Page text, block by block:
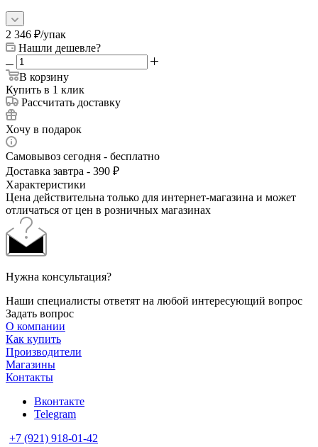
2 346 ₽/упак
Нашли дешевле?
В корзину
Купить в 1 клик
Рассчитать доставку
Хочу в подарок
Самовывоз сегодня - бесплатно
Доставка завтра - 390 ₽
Характеристики
Цена действительна только для интернет-магазина и может
отличаться от цен в розничных магазинах
Нужна консультация?
Наши специалисты ответят на любой интересующий вопрос
Задать вопрос
О компании
Как купить
Производители
Магазины
Контакты
Вконтакте
Telegram
+7 (921) 918-01-42